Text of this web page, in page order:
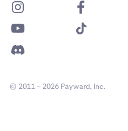
© 2011 – 2026 Payward, Inc.